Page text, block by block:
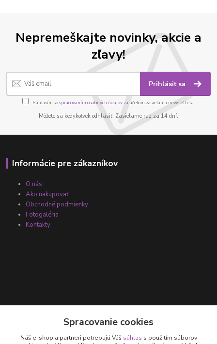
Nepremeškajte novinky, akcie a
zľavy!
Prihlásiť sa
Súhlasím sospracovaním osobných údajov za účelom zasielania newslettera.
Môžete sa kedykoľvek odhlásiť. Zasielame raz za 14 dní.
Informácie pre zákazníkov
O nás
Ako nakupovať
Obchodné podmienky
Fotogaléria
Kontakty
Spracovanie cookies
Náš e-shop a partneri potrebujú Váš súhlas s použitím súborov